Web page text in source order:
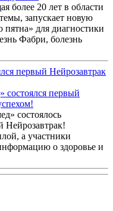
более 20 лет в области
запускает новую
пятна» для диагностики
Фабри, болезнь
состоялся первый
состоялось
Нейрозавтрак!
а участники
о здоровье и